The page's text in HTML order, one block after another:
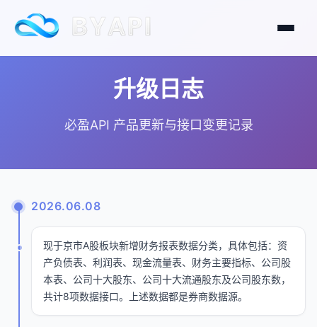
升级日志
必盈API 产品更新与接口变更记录
2026.06.08
现于京市A股板块新增财务报表数据分类，具体包括：资
产负债表、利润表、现金流量表、财务主要指标、公司股
本表、公司十大股东、公司十大流通股东及公司股东数，
共计8项数据接口。上述数据都是券商数据源。